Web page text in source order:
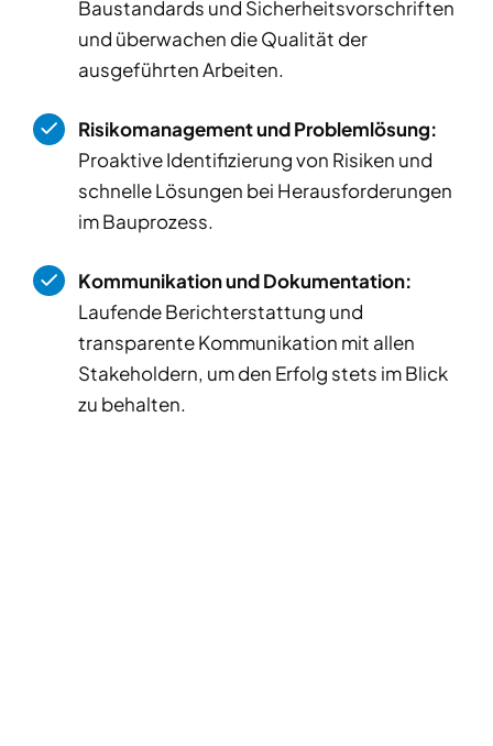
Baustandards und Sicherheitsvorschriften
und überwachen die Qualität der
ausgeführten Arbeiten.
Risikomanagement und Problemlösung:
Proaktive Identifizierung von Risiken und
schnelle Lösungen bei Herausforderungen
im Bauprozess.
Kommunikation und Dokumentation:
Laufende Berichterstattung und
transparente Kommunikation mit allen
Stakeholdern, um den Erfolg stets im Blick
zu behalten.